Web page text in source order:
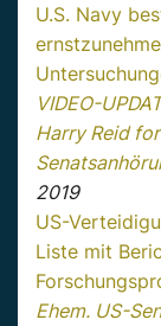
U.S. Navy
VIDEO-
Harry Reid
2019
US-
Liste mit
Ehem. US-